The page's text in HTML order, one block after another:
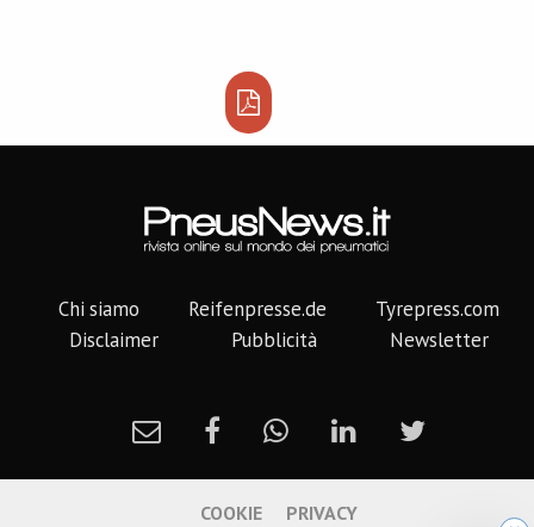
Chi siamo Reifenpresse.de
Tyrepress.com
Disclaimer
Pubblicità Newsletter
COOKIE PRIVACY